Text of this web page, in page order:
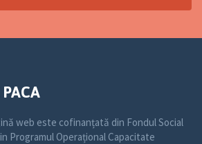
PACA
web este cofinanțată din Fondul Social
Programul Operațional Capacitate